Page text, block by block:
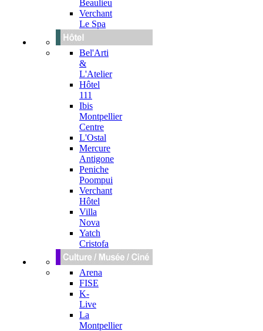
Beaulieu
Verchant
Le Spa
Bel'Arti
&
L'Atelier
Hôtel
111
Ibis
Montpellier
Centre
L'Ostal
Mercure
Antigone
Peniche
Poompui
Verchant
Hôtel
Villa
Nova
Yatch
Cristofa
Arena
FISE
K-
Live
La
Montpellier